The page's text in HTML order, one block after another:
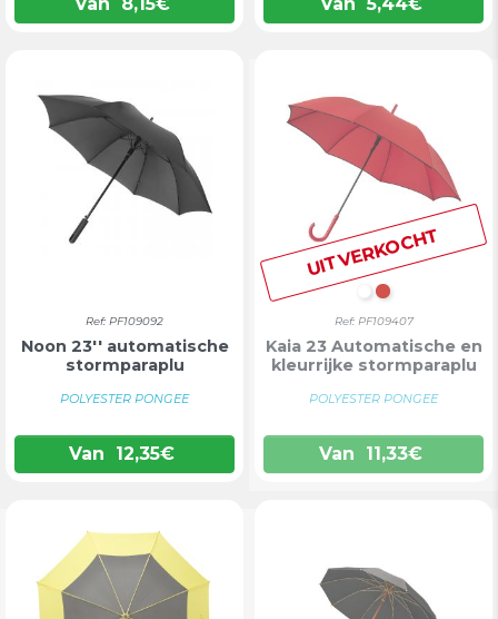
Ref: PF109092
Noon 23'' automatische
stormparaplu
POLYESTER PONGEE
Van 12,35€
UITVERKOCHT
WITROOD
Ref: PF109407
Kaia 23 Automatische en
kleurrijke stormparaplu
POLYESTER PONGEE
Van 11,33€